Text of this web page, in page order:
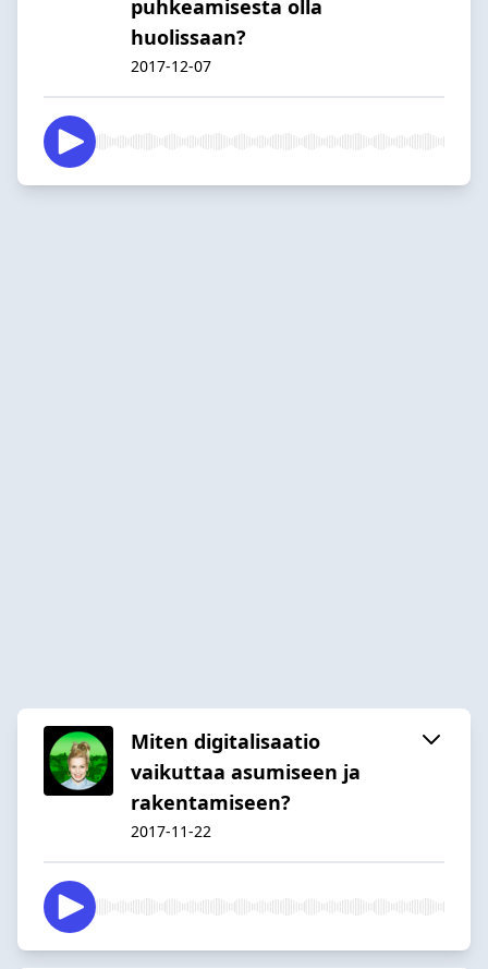
puhkeamisesta olla
huolissaan?
2017-12-07
Miten digitalisaatio
vaikuttaa asumiseen ja
rakentamiseen?
2017-11-22